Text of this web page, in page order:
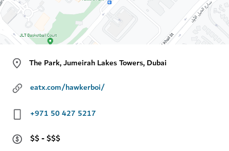
The Park, Jumeirah Lakes Towers, Dubai
eatx.com/hawkerboi/
+971 50 427 5217
$$ - $$$